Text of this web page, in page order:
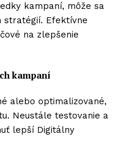
kampaní, môže sa
stratégií. Efektívne
na zlepšenie
kampaní
alebo optimalizované,
Neustále testovanie a
lepší Digitálny